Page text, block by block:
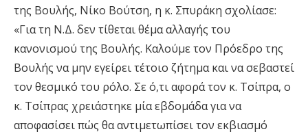
της Βουλής, Νίκο Βούτση, η κ. Σπυράκη σχολίασε:
«Για τη Ν.Δ. δεν τίθεται θέμα αλλαγής του
κανονισμού της Βουλής. Καλούμε τον Πρόεδρο της
Βουλής να μην εγείρει τέτοιο ζήτημα και να σεβαστεί
τον θεσμικό του ρόλο. Σε ό,τι αφορά τον κ. Τσίπρα, ο
κ. Τσίπρας χρειάστηκε μία εβδομάδα για να
αποφασίσει πώς θα αντιμετωπίσει τον εκβιασμό